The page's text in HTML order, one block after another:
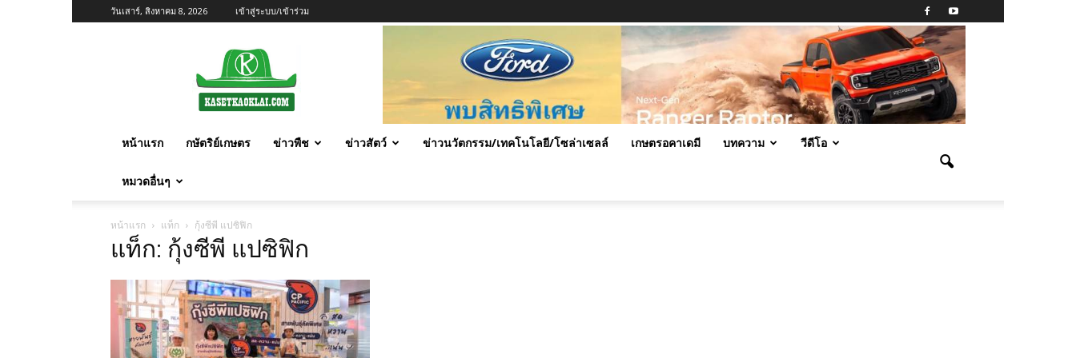
วันเสาร์, สิงหาคม 8, 2026 เข้าสู่ระบบ/เข้าร่วม
หน้าแรก กษัตริย์เกษตร ข่าวพืช ข่าวสัตว์ ข่าวนวัตกรรม/เทคโนโลยี/โซล่าเซลล์ เกษตรอคาเดมี บทความ วีดีโอ
หมวดอื่นๆ
หน้าแรก แท็ก กุ้งซีพี แปซิฟิก
แท็ก: กุ้งซีพี แปซิฟิก